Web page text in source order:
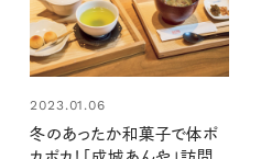
2023.01.06
冬のあったか和菓子で体ポ